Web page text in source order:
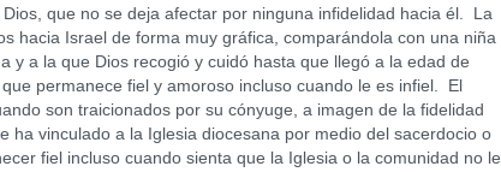
que no se deja afectar por ninguna infidelidad hacia él. La
hacia Israel de forma muy gráfica, comparándola con una niña
a la que Dios recogió y cuidó hasta que llegó a la edad de
permanece fiel y amoroso incluso cuando le es infiel. El
son traicionados por su cónyuge, a imagen de la fidelidad
vinculado a la Iglesia diocesana por medio del sacerdocio o
fiel incluso cuando sienta que la Iglesia o la comunidad no le